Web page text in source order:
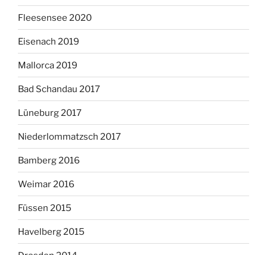
Fleesensee 2020
Eisenach 2019
Mallorca 2019
Bad Schandau 2017
Lüneburg 2017
Niederlommatzsch 2017
Bamberg 2016
Weimar 2016
Füssen 2015
Havelberg 2015